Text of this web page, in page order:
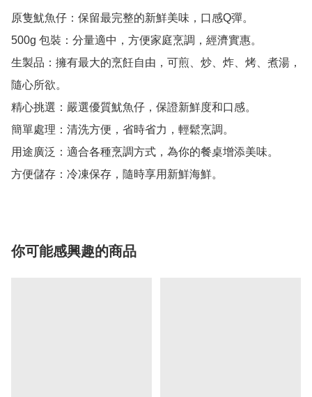
原隻魷魚仔：保留最完整的新鮮美味，口感Q彈。
500g 包裝：分量適中，方便家庭烹調，經濟實惠。
生製品：擁有最大的烹飪自由，可煎、炒、炸、烤、煮湯，
隨心所欲。
精心挑選：嚴選優質魷魚仔，保證新鮮度和口感。
簡單處理：清洗方便，省時省力，輕鬆烹調。
用途廣泛：適合各種烹調方式，為你的餐桌增添美味。
你可能感興趣的商品